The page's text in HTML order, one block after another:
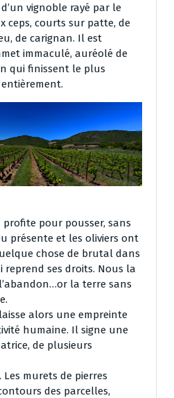
vignoble rayé par le
ceps, courts sur patte, de
de carignan. Il est
immaculé, auréolé de
qui finissent le plus
profite pour pousser, sans
présente et les oliviers ont
chose de brutal dans
ses droits. Nous la
la terre sans
alors une empreinte
humaine. Il signe une
de plusieurs
murets de pierres
des parcelles,